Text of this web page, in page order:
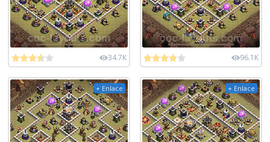
34.7K 96.1K
+ Enlace + Enlace